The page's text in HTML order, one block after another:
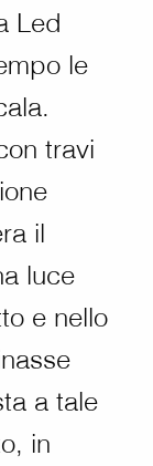
Led
le
travi
il
luce
e nello
a tale
in